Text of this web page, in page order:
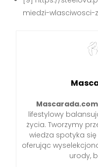
miedzi-wlasciwosci-
lifestylowy
życia. Tworzymy
wiedza spotyka
oferując
urody,